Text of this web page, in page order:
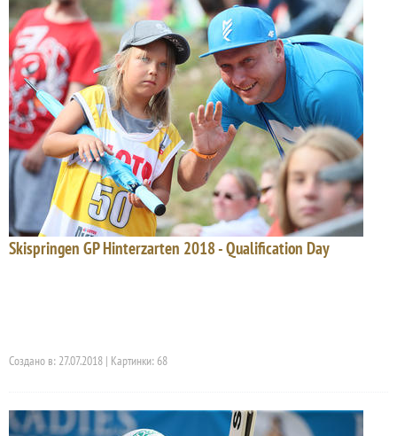
Skispringen GP Hinterzarten 2018 - Qualification Day
Создано в: 27.07.2018 | Картинки: 68